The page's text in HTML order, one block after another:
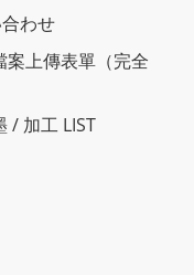
わせ
案上傳表單（完全
/ 加工 LIST